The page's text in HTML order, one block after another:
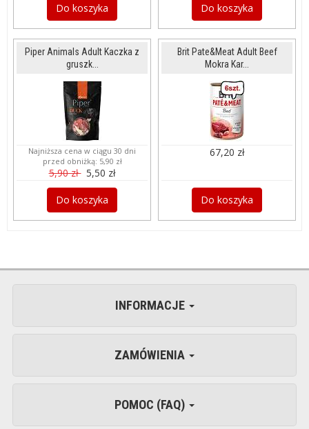
Do koszyka Do koszyka
Piper Animals Adult Kaczka z
gruszk...
Najniższa cena w ciągu 30 dni
przed obniżką: 5,90 zł
5,90 zł 5,50 zł
Do koszyka
Brit Pate&Meat Adult Beef
Mokra Kar...
67,20 zł
Do koszyka
INFORMACJE
ZAMÓWIENIA
POMOC (FAQ)